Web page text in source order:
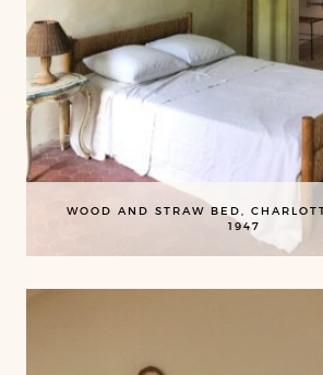
WOOD AND STRAW BED,
1947